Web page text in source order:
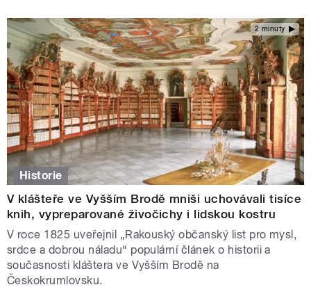
2 minuty
Historie
V klášteře ve Vyšším Brodě mniši uchovávali tisíce
knih, vypreparované živočichy i lidskou kostru
V roce 1825 uveřejnil „Rakouský občanský list pro mysl,
srdce a dobrou náladu“ populární článek o historii a
současnosti kláštera ve Vyšším Brodě na
Českokrumlovsku.